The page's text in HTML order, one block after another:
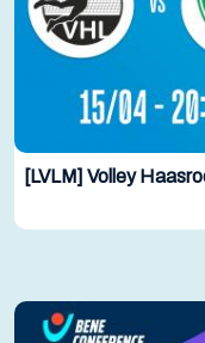
[LVLM] Volley